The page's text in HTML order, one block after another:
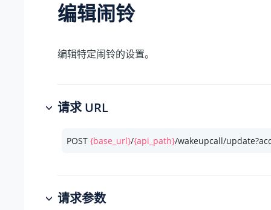
编辑闹铃
编辑特定闹铃的设置。
请求 URL
POST {base_url}/{api_path}/wakeupcall/
请求参数